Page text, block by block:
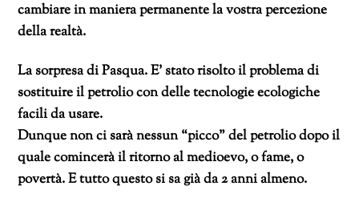
cambiare in maniera permanente la vostra percezione
della realtà.
La sorpresa di Pasqua. E’ stato risolto il problema di
sostituire il petrolio con delle tecnologie ecologiche
facili da usare.
Dunque non ci sarà nessun “picco” del petrolio dopo il
quale comincerà il ritorno al medioevo, o fame, o
povertà. E tutto questo si sa già da 2 anni almeno.